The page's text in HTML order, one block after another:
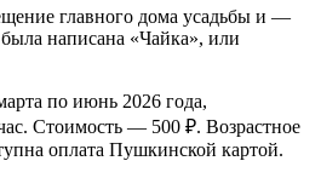
главного дома усадьбы и —
написана «Чайка», или
по июнь 2026 года,
Стоимость — 500 ₽. Возрастное
оплата Пушкинской картой.